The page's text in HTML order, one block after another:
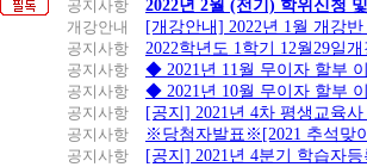
공지사항
2022년 2월 (전기) 학위신청
개강안내
[개강안내] 2022년 1월 개강
공지사항
2022학년도 1학기 12월29일
공지사항
◆ 2021년 11월 무이자 할부
공지사항
◆ 2021년 10월 무이자 할부
공지사항
[공지] 2021년 4차 평생교육
공지사항
※당첨자발표※[2021 추석맞
공지사항
[공지] 2021년 4분기 학습자